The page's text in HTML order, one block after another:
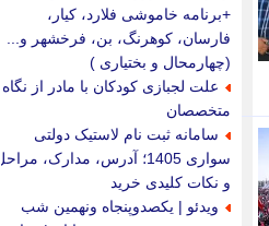
+برنامه خاموشی فلارد، کیار،
فارسان، کوهرنگ، بن، فرخشهر و...
(چهارمحال و بختیاری )
علت لجبازی کودکان با مادر از نگاه
متخصصان
سامانه ثبت نام لاستیک دولتی
سواری 1405؛ آدرس، مدارک، مراحل
و نکات کلیدی خرید
ویدئو | یکصدوپنجاه ونهمین شب